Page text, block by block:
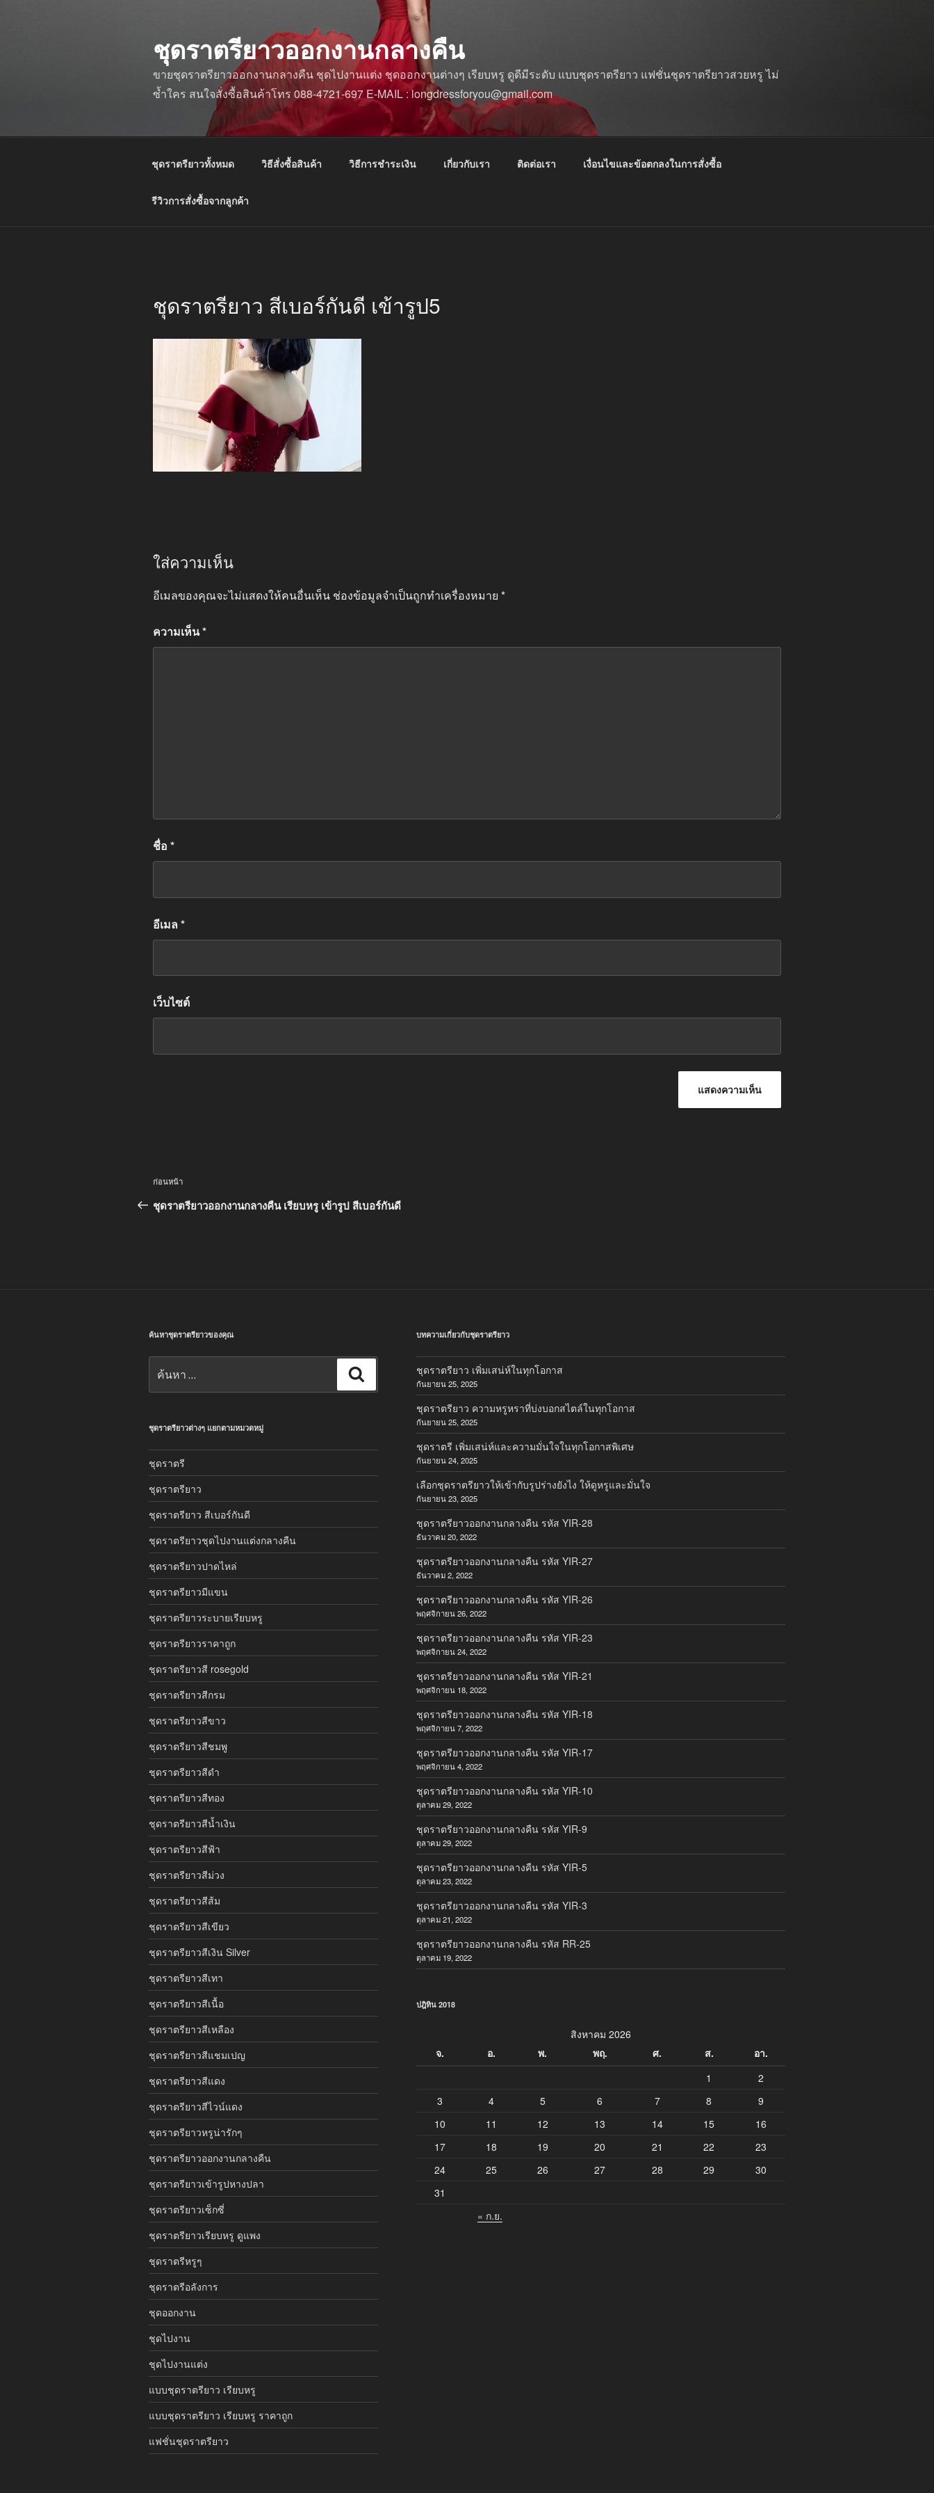
ชุดราตรียาวออกงานกลางคืน
ขายชุดราตรียาวออกงานกลางคืน ชุดไปงานแต่ง ชุดออกงานต่างๆ เรียบหรู ดูดีมีระดับ แบบชุดราตรียาว แฟชั่นชุดราตรียาวสวยหรู ไม่
ซ้ำใคร สนใจสั่งซื้อสินค้าโทร 088-4721-697 E-MAIL : longdressforyou@gmail.com
ชุดราตรียาวทั้งหมด วิธีสั่งซื้อสินค้า วิธีการชำระเงิน เกี่ยวกับเรา ติดต่อเรา เงื่อนไขและข้อตกลงในการสั่งซื้อ
รีวิวการสั่งซื้อจากลูกค้า
ชุดราตรียาว สีเบอร์กันดี เข้ารูป5
ใส่ความเห็น
อีเมลของคุณจะไม่แสดงให้คนอื่นเห็น ช่องข้อมูลจำเป็นถูกทำเครื่องหมาย *
ความเห็น*
ชื่อ *
อีเมล*
เว็บไซต์
แนะแนว
เรื่อง
เรื่อง
ก่อน
ก่อนหน้า
ชุดราตรียาวออกงานกลางคืน เรียบหรู เข้ารูป สีเบอร์กันดี
ค้นหาชุดราตรียาวของคุณ
ชุดราตรียาวต่างๆ แยกตามหมวดหมู่
ชุดราตรี
ชุดราตรียาว
ชุดราตรียาว สีเบอร์กันดี
ชุดราตรียาวชุดไปงานแต่งกลางคืน
ชุดราตรียาวปาดไหล่
ชุดราตรียาวมีแขน
ชุดราตรียาวระบายเรียบหรู
ชุดราตรียาวราคาถูก
ชุดราตรียาวสี rosegold
ชุดราตรียาวสีกรม
ชุดราตรียาวสีขาว
ชุดราตรียาวสีชมพู
ชุดราตรียาวสีดำ
ชุดราตรียาวสีทอง
ชุดราตรียาวสีน้ำเงิน
ชุดราตรียาวสีฟ้า
ชุดราตรียาวสีม่วง
ชุดราตรียาวสีส้ม
ชุดราตรียาวสีเขียว
ชุดราตรียาวสีเงิน Silver
ชุดราตรียาวสีเทา
ชุดราตรียาวสีเนื้อ
ชุดราตรียาวสีเหลือง
ชุดราตรียาวสีแชมเปญ
ชุดราตรียาวสีแดง
ชุดราตรียาวสีไวน์แดง
ชุดราตรียาวหรูน่ารักๆ
ชุดราตรียาวออกงานกลางคืน
ชุดราตรียาวเข้ารูปหางปลา
ชุดราตรียาวเซ็กซี่
ชุดราตรียาวเรียบหรู ดูแพง
ชุดราตรีหรูๆ
ชุดราตรีอลังการ
ชุดออกงาน
ชุดไปงาน
ชุดไปงานแต่ง
แบบชุดราตรียาว เรียบหรู
แบบชุดราตรียาว เรียบหรู ราคาถูก
แฟชั่นชุดราตรียาว
บทความเกี่ยวกับชุดราตรียาว
ชุดราตรียาว เพิ่มเสน่ห์ในทุกโอกาส
กันยายน 25, 2025
ชุดราตรียาว ความหรูหราที่บ่งบอกสไตล์ในทุกโอกาส
กันยายน 25, 2025
ชุดราตรี เพิ่มเสน่ห์และความมั่นใจในทุกโอกาสพิเศษ
กันยายน 24, 2025
เลือกชุดราตรียาวให้เข้ากับรูปร่างยังไง ให้ดูหรูและมั่นใจ
กันยายน 23, 2025
ชุดราตรียาวออกงานกลางคืน รหัส YIR-28
ธันวาคม 20, 2022
ชุดราตรียาวออกงานกลางคืน รหัส YIR-27
ธันวาคม 2, 2022
ชุดราตรียาวออกงานกลางคืน รหัส YIR-26
พฤศจิกายน 26, 2022
ชุดราตรียาวออกงานกลางคืน รหัส YIR-23
พฤศจิกายน 24, 2022
ชุดราตรียาวออกงานกลางคืน รหัส YIR-21
พฤศจิกายน 18, 2022
ชุดราตรียาวออกงานกลางคืน รหัส YIR-18
พฤศจิกายน 7, 2022
ชุดราตรียาวออกงานกลางคืน รหัส YIR-17
พฤศจิกายน 4, 2022
ชุดราตรียาวออกงานกลางคืน รหัส YIR-10
ตุลาคม 29, 2022
ชุดราตรียาวออกงานกลางคืน รหัส YIR-9
ตุลาคม 29, 2022
ชุดราตรียาวออกงานกลางคืน รหัส YIR-5
ตุลาคม 23, 2022
ชุดราตรียาวออกงานกลางคืน รหัส YIR-3
ตุลาคม 21, 2022
ชุดราตรียาวออกงานกลางคืน รหัส RR-25
ตุลาคม 19, 2022
ปฎิทิน 2018
สิงหาคม 2026
จ.
อ. พ. พฤ. ศ. ส.
อา.
1
2
3
4 5 6 7 8
9
10
11 12 13 14 15
16
17
18 19 20 21 22
23
24
25 26 27 28 29
30
31
« ก.ย.